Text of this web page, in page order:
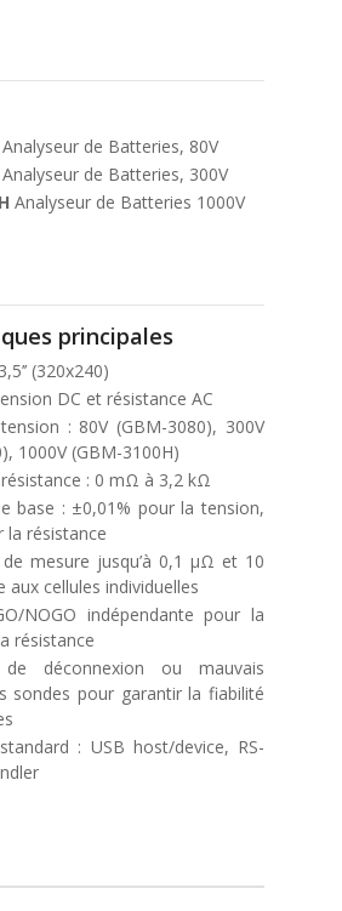
Analyseur de Batteries, 80V
Analyseur de Batteries, 300V
Analyseur de Batteries 1000V
principales
(320x240)
DC et résistance AC
: 80V (GBM-3080), 300V
1000V (GBM-3100H)
: 0 mΩ à 3,2 kΩ
base : ±0,01% pour la tension,
la résistance
mesure jusqu’à 0,1 μΩ et 10
aux cellules individuelles
NOGO indépendante pour la
résistance
de déconnexion ou mauvais
sondes pour garantir la fiabilité
: USB host/device, RS-